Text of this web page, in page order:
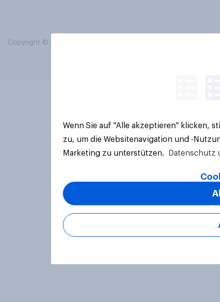
Copyright © 2026 YouGov PLC. Alle Rechte vorbehalten.
Wenn Sie auf "Alle akzeptieren" klicken,
zu, um die Websitenavigation und -
Marketing zu unterstützen.
Datenschutz